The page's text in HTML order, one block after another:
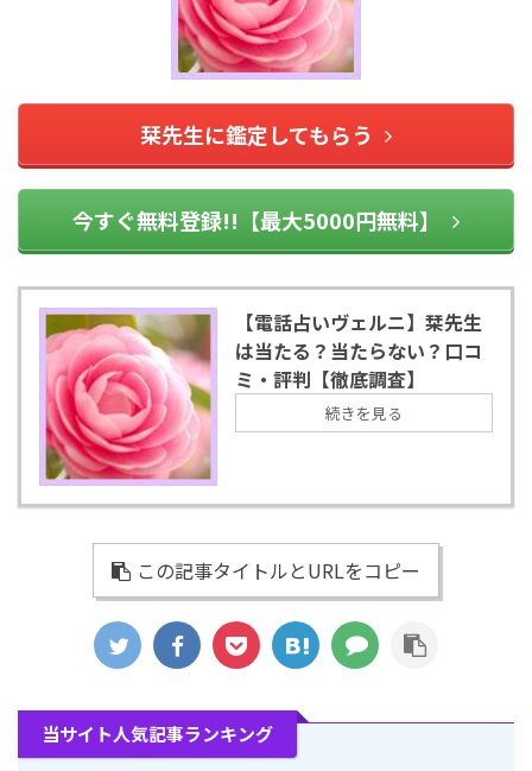
栞先生に鑑定してもらう
今すぐ無料登録!!【最大5000円無料】
【電話占いヴェルニ】栞先生
は当たる？当たらない？口コ
ミ・評判【徹底調査】
続きを見る
この記事タイトルとURLをコピー
当サイト人気記事ランキング